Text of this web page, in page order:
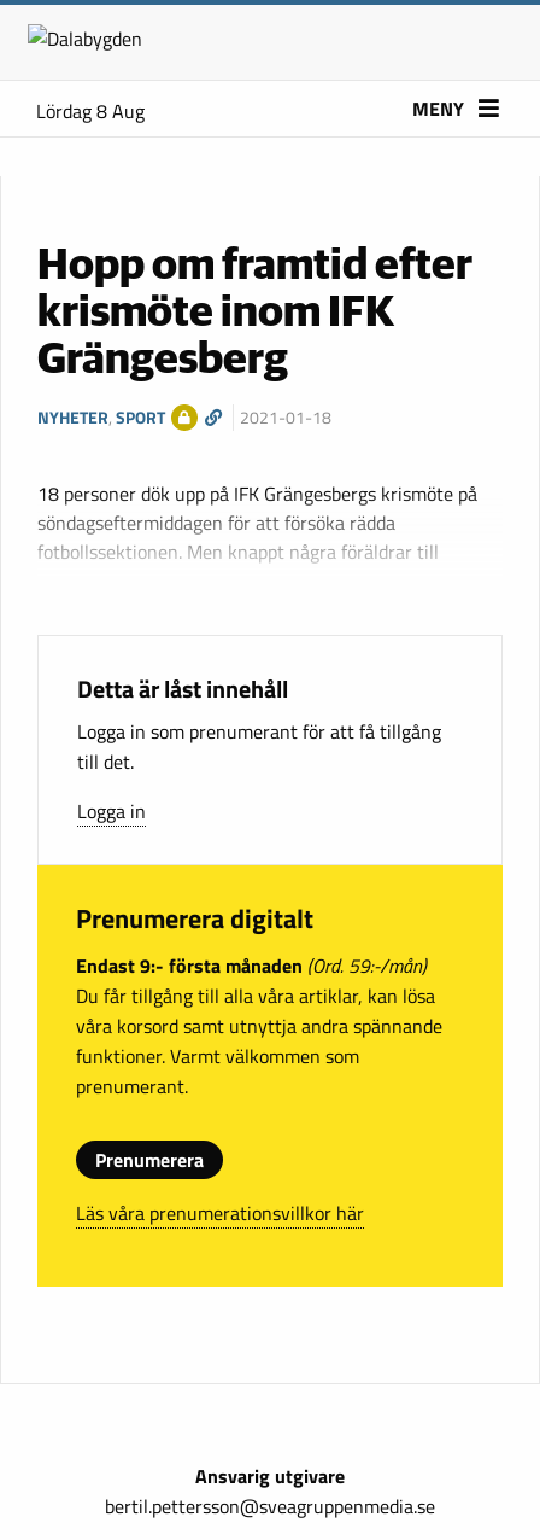
Lördag 8 Aug MENY
Hopp om framtid efter
krismöte inom IFK
Grängesberg
NYHETER,SPORT 2021-01-18
18 personer dök upp på IFK Grängesbergs krismöte på
söndagseftermiddagen för att försöka rädda
fotbollssektionen. Men knappt några föräldrar till
Detta är låst innehåll
Logga in som prenumerant för att få tillgång
till det.
Logga in
Prenumerera digitalt
Endast 9:- första månaden (Ord. 59:-/mån)
Du får tillgång till alla våra artiklar, kan lösa
våra korsord samt utnyttja andra spännande
funktioner. Varmt välkommen som
prenumerant.
Prenumerera
Läs våra prenumerationsvillkor här
Ansvarig utgivare
bertil.pettersson@sveagruppenmedia.se